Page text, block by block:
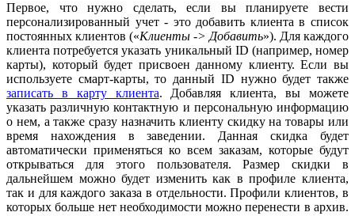
Первое, что нужно сделать, если вы планируете вести
персонализированный учет - это добавить клиента в список
постоянных клиентов («Клиенты -> Добавить»). Для каждого
клиента потребуется указать уникальный ID (например, номер
карты), который будет присвоен данному клиенту. Если вы
используете смарт-карты, то данный ID нужно будет также
записать в карту клиента. Добавляя клиента, вы можете
указать различную контактную и персональную информацию
о нем, а также сразу назначить клиенту скидку на товары или
время нахождения в заведении. Данная скидка будет
автоматически применяться ко всем заказам, которые будут
открываться для этого пользователя. Размер скидки в
дальнейшем можно будет изменить как в профиле клиента,
так и для каждого заказа в отдельности. Профили клиентов, в
которых больше нет необходимости можно перенести в архив.